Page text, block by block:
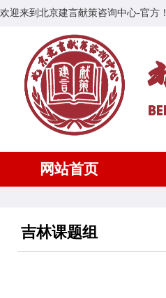
欢迎来到北京建言献策咨询中心-官方！
网站首页
吉林课题组